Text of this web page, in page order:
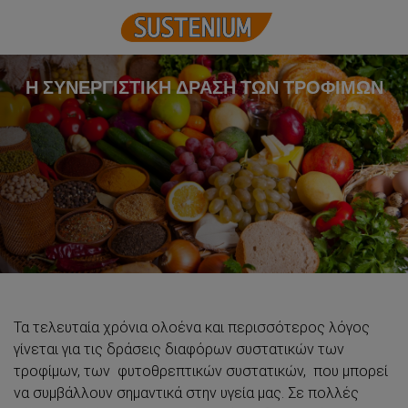
Η ΣΥΝΕΡΓΙΣΤΙΚΗ ΔΡΑΣΗ ΤΩΝ ΤΡΟΦΙΜΩΝ
Τα τελευταία χρόνια ολοένα και περισσότερος λόγος
γίνεται για τις δράσεις διαφόρων συστατικών των
τροφίμων, των φυτοθρεπτικών συστατικών, που μπορεί
να συμβάλλουν σημαντικά στην υγεία μας. Σε πολλές